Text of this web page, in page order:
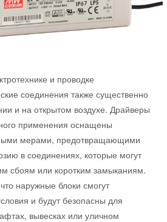
и проводке
соединения также существенно
и на открытом воздухе. Драйверы
применения оснащены
мерами, предотвращающими
в соединениях, которые могут
сбоям или коротким замыканиям.
наружные блоки смогут
и будут безопасны для
вывесках или уличном